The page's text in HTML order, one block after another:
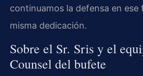
continuamos la defensa en ese
misma dedicación.
Sobre el Sr. Sris y el
Counsel del bufete